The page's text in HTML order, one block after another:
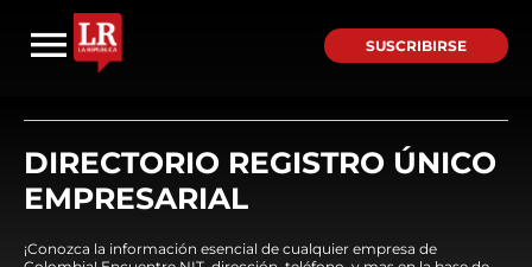
SUSCRIBIRSE
DIRECTORIO REGISTRO ÚNICO
EMPRESARIAL
¡Conozca la información esencial de cualquier empresa de